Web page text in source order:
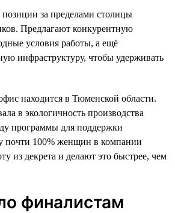
за пределами столицы
Предлагают конкурентную
условия работы, а ещё
инфраструктуру, чтобы удерживать
находится в Тюменской области.
в экологичность производства
программы для поддержки
почти 100% женщин в компании
из декрета и делают это быстрее, чем
финалистам